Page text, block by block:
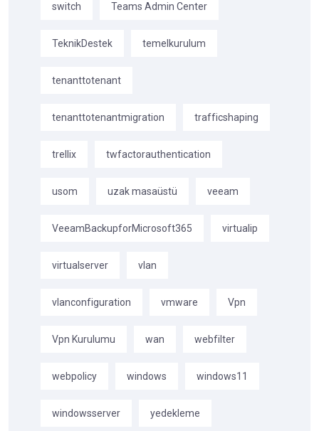
switch Teams Admin Center
TeknikDestek temelkurulum
tenanttotenant
tenanttotenantmigration trafficshaping
trellix twfactorauthentication
usom uzak masaüstü veeam
VeeamBackupforMicrosoft365 virtualip
virtualserver vlan
vlanconfiguration vmware Vpn
Vpn Kurulumu wan webfilter
webpolicy windows windows11
windowsserver yedekleme